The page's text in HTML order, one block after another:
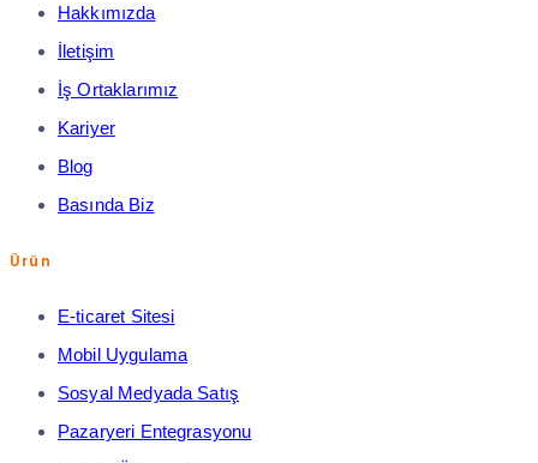
Hakkımızda
İletişim
İş Ortaklarımız
Kariyer
Blog
Basında Biz
Ürün
E-ticaret Sitesi
Mobil Uygulama
Sosyal Medyada Satış
Pazaryeri Entegrasyonu